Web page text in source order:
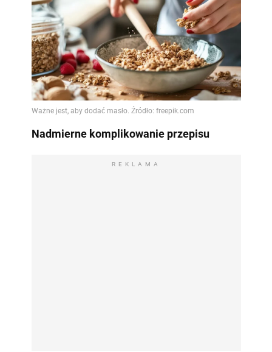
Nadmierne komplikowanie przepisu
REKLAMA